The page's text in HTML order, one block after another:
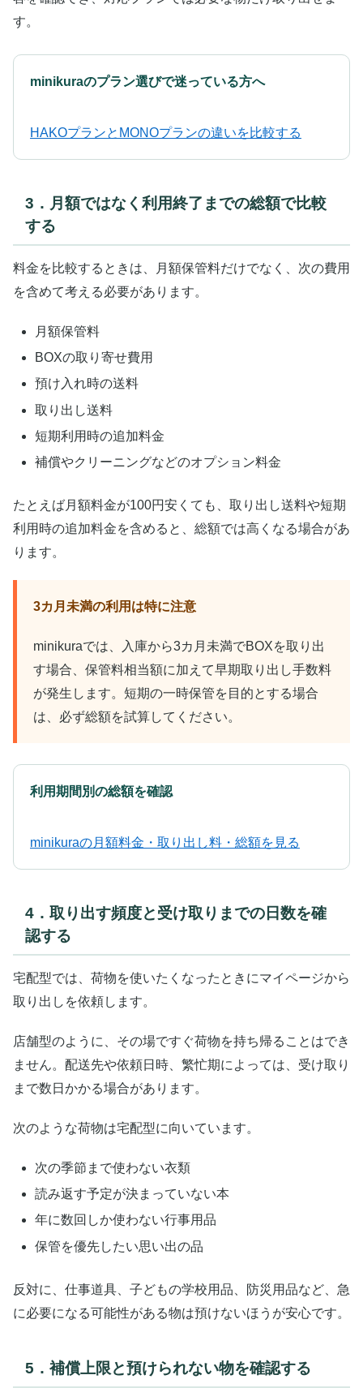
す。
minikuraのプラン選びで迷っている方へ
HAKOプランとMONOプランの違いを比較する
3．月額ではなく利用終了までの総額で比較
する
料金を比較するときは、月額保管料だけでなく、次の費用
を含めて考える必要があります。
月額保管料
BOXの取り寄せ費用
預け入れ時の送料
取り出し送料
短期利用時の追加料金
補償やクリーニングなどのオプション料金
たとえば月額料金が100円安くても、取り出し送料や短期
利用時の追加料金を含めると、総額では高くなる場合があ
ります。
3カ月未満の利用は特に注意
minikuraでは、入庫から3カ月未満でBOXを取り出
す場合、保管料相当額に加えて早期取り出し手数料
が発生します。短期の一時保管を目的とする場合
は、必ず総額を試算してください。
利用期間別の総額を確認
minikuraの月額料金・取り出し料・総額を見る
4．取り出す頻度と受け取りまでの日数を確
認する
宅配型では、荷物を使いたくなったときにマイページから
取り出しを依頼します。
店舗型のように、その場ですぐ荷物を持ち帰ることはでき
ません。配送先や依頼日時、繁忙期によっては、受け取り
まで数日かかる場合があります。
次のような荷物は宅配型に向いています。
次の季節まで使わない衣類
読み返す予定が決まっていない本
年に数回しか使わない行事用品
保管を優先したい思い出の品
反対に、仕事道具、子どもの学校用品、防災用品など、急
に必要になる可能性がある物は預けないほうが安心です。
5．補償上限と預けられない物を確認する